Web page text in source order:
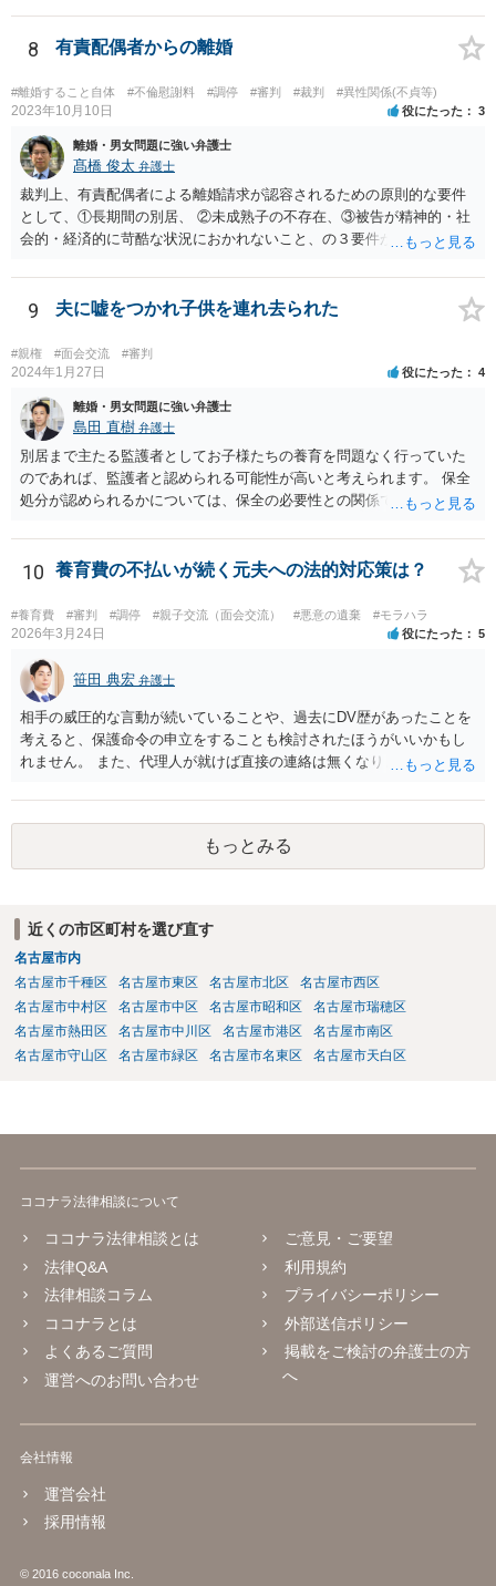
8 有責配偶者からの離婚
#離婚すること自体 #不倫慰謝料 #調停 #審判 #裁判 #異性関係(不貞等)
2023年10月10日 役にたった 3
離婚・男女問題に強い弁護士
髙橋 俊太 弁護士
裁判上、有責配偶者による離婚請求が認容されるための原則的な要件
として、①長期間の別居、 ②未成熟子の不存在、③被告が精神的・社
会的・経済的に苛酷な状況におかれないこと、の３要件が必要である
監護しており（②）、仮に離婚を認容すれば、専業主婦の貴方が経済
的に過酷な状況におかれる可能性がありますので（③）、現時点で
は、夫側の離婚請求は裁判では認められにくい状況であると考えられ
ます。 一方で、期間が経過して子が成人した場合（②）、別居期間は
すでに１０年超となり、婚姻期間の３分の１程度とはいえ相当程度の
長期別居となるので（①）、③の点がクリアされれば、夫側の離婚請
求が認容される余地はあります（専門的には、③は被告側から反論し
なければならないことです）。別居期間何年であれば要件①が常に充
たされるといった定式はなく、事案に応じて総合的に判断されるとこ
ろです。
9 夫に嘘をつかれ子供を連れ去られた
#親権 #面会交流 #審判
2024年1月27日 役にたった 4
離婚・男女問題に強い弁護士
島田 直樹 弁護士
別居まで主たる監護者としてお子様たちの養育を問題なく行っていた
のであれば、監護者と認められる可能性が高いと考えられます。 保全
処分が認められるかについては、保全の必要性との関係でなんともい
す。 精神的なご負担も大きいと思いますが、担当の弁護士とよく相談
しながら手続を進めてください。
10 養育費の不払いが続く元夫への法的対応策は？
#養育費 #審判 #調停 #親子交流（面会交流） #悪意の遺棄 #モラハラ
2026年3月24日 役にたった 5
笹田 典宏 弁護士
相手の威圧的な言動が続いていることや、過去にDV歴があったことを
考えると、保護命令の申立をすることも検討されたほうがいいかもし
れません。 また、代理人が就けば直接の連絡は無くなりますので、ご
やりとりが相当ご心労になっていると見受けられますので、一度弁護
士や行政の相談窓口にご相談されることをお勧め致します。
もっとみる
近くの市区町村を選び直す
名古屋市内
名古屋市千種区
名古屋市東区 名古屋市北区
名古屋市西区
名古屋市中村区
名古屋市中区 名古屋市昭和区
名古屋市瑞穂区
名古屋市熱田区
名古屋市中川区 名古屋市港区
名古屋市南区
名古屋市守山区
名古屋市緑区 名古屋市名東区 名古屋市天白区
ココナラ法律相談について
ココナラ法律相談とは
法律Q&A
法律相談コラム
ココナラとは
よくあるご質問
運営へのお問い合わせ
ご意見・ご要望
利用規約
プライバシーポリシー
外部送信ポリシー
掲載をご検討の弁護士の方
へ
会社情報
運営会社
採用情報
© 2016 coconala Inc.